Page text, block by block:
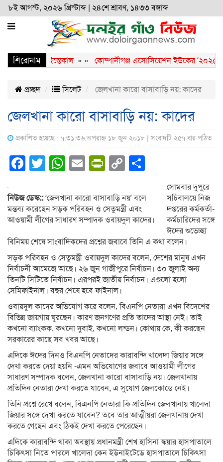
৮ই আগস্ট, ২০২৬ খ্রিস্টাব্দ ২৪শে শ্রাবণ, ১৪৩৩ বঙ্গাব্দ
শিরোনাম
জিয়ার ইন্তেকাল» «কোম্পানীগঞ্জ এসোসিয়েশন ইউকের ‘২০২৫-২৭’
প্রচ্ছদ সিলেট জেলখানা কারো বাসাবাড়ি নয়: কাদের
জেলখানা কারো বাসাবাড়ি নয়: কাদের
প্রকাশিত হয়েছে : ৭:৩১:৩৬,অপরাহ্ন ১৮ জুন ২০১৮ | সংবাদটি ২৫৭ বার পঠিত
Facebook
Twitter
WhatsApp
EmailPrintFriendly
Copy
নিউজ ডেস্ক:: ‘জেলখানা কারো বাসাবাড়ি নয়’ বলে
মন্তব্য করেছেন সড়ক পরিবহন ও সেতুমন্ত্রী এবং
আওয়ামী লীগের সাধারণ সম্পাদক ওবায়দুল কাদের।
সোমবার দুপুরে
সচিবালয়ে নিজ
দপ্তরের কর্মকর্তা-
কর্মচারিদের সঙ্গে
ঈদের শুভেচ্ছা
বিনিময় শেষে সাংবাদিকদের প্রশ্নের জবাবে তিনি এ কথা বলেন।
সড়ক পরিবহন ও সেতুমন্ত্রী ওবায়দুল কাদের বলেন, দেশের মানুষ এখন
নির্বাচনী আমেজে আছে। ২৬ জুন গাজীপুরে নির্বাচন। ৩০ জুলাই অন্য
তিনটি সিটিতে নির্বাচন। এরপরই জাতীয় নির্বাচন। এগুলো হলো
সেমিফাইনাল। বছর শেষে হবে ফাইনাল।
ওবায়দুল কাদের অভিযোগ করে বলেন, বিএনপি নেতারা এখন বিদেশের
বিভিন্ন জায়গায় ঘুরছেন। কারণ জনগণের প্রতি তাদের আস্থা নেই। তাই
কখনো ব্যাংকক, কখনো দুবাই, কখনো লন্ডন। কোথায় কে, কী করছেন
সরকারের কাছে সব খবর আছে।
এদিকে ঈদের দিনও বিএনপি নেতাদের কারাবন্দি খালেদা জিয়ার সঙ্গে
দেখা করতে দেয়া হয়নি -এমন অভিযোগের জবাবে আওয়ামী লীগের
সাধারণ সম্পাদক বলেন, জেলখানা কারো বাসাবাড়ি নয়। জেলখানায়
প্রতিদিন নেতারা দেখা করতে যাবেন, এ সুযোগ জেলকোডে নেই।
তিনি প্রশ্নে রেখে বলেন, বিএনপি নেতারা কি প্রতিদিন জেলখানায় খালেদা
জিয়ার সঙ্গে দেখা করতে যাবেন? তবে তার আত্মীয়রা জেলখানায় দেখা
করতে গেছেন এবং ঠিকই দেখা করতে পেরেছেন।
এদিকে কারাবন্দি থাকা অবস্থায় প্রধানমন্ত্রী শেখ হাসিনা স্কয়ার হাসপাতালে
চিকিৎসা নিতে পারলে খালেদা কেন ইউনাইটেডে হাসপাতালে চিকিৎসা